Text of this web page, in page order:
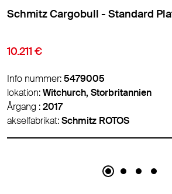
Leci Trailer - Kølekasse Standard
12.950 €
Info nummer:5494478
lokation:Valencia, Spanien
Årgang :2015
akselfabrikat:-